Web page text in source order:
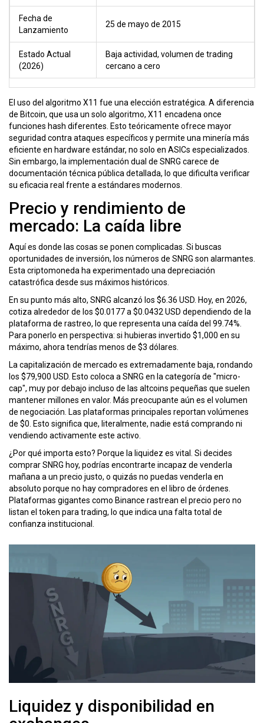
Fecha de
Lanzamiento
25 de mayo de 2015
Estado Actual
(2026)
Baja actividad, volumen de trading
cercano a cero
El uso del algoritmo X11 fue una elección estratégica. A diferencia
de Bitcoin, que usa un solo algoritmo, X11 encadena once
funciones hash diferentes. Esto teóricamente ofrece mayor
seguridad contra ataques específicos y permite una minería más
eficiente en hardware estándar, no solo en ASICs especializados.
Sin embargo, la implementación dual de SNRG carece de
documentación técnica pública detallada, lo que dificulta verificar
su eficacia real frente a estándares modernos.
Precio y rendimiento de
mercado: La caída libre
Aquí es donde las cosas se ponen complicadas. Si buscas
oportunidades de inversión, los números de SNRG son alarmantes.
Esta criptomoneda ha experimentado una depreciación
catastrófica desde sus máximos históricos.
En su punto más alto, SNRG alcanzó los $6.36 USD. Hoy, en 2026,
cotiza alrededor de los $0.0177 a $0.0432 USD dependiendo de la
plataforma de rastreo, lo que representa una caída del 99.74%.
Para ponerlo en perspectiva: si hubieras invertido $1,000 en su
máximo, ahora tendrías menos de $3 dólares.
La capitalización de mercado es extremadamente baja, rondando
los $79,900 USD. Esto coloca a SNRG en la categoría de "micro-
cap", muy por debajo incluso de las altcoins pequeñas que suelen
mantener millones en valor. Más preocupante aún es el volumen
de negociación. Las plataformas principales reportan volúmenes
de $0. Esto significa que, literalmente, nadie está comprando ni
vendiendo activamente este activo.
¿Por qué importa esto? Porque la liquidez es vital. Si decides
comprar SNRG hoy, podrías encontrarte incapaz de venderla
mañana a un precio justo, o quizás no puedas venderla en
absoluto porque no hay compradores en el libro de órdenes.
Plataformas gigantes como Binance rastrean el precio pero no
listan el token para trading, lo que indica una falta total de
confianza institucional.
Liquidez y disponibilidad en